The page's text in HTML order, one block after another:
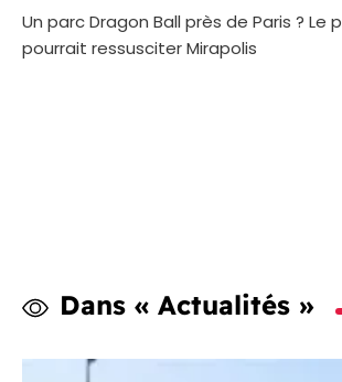
Un parc Dragon Ball près de Paris ? Le
pourrait ressusciter Mirapolis
Dans « Actualités »